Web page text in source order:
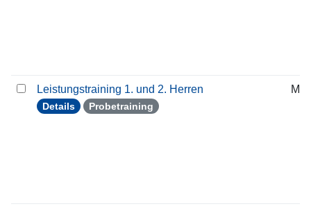
Leistungstraining 1. und 2. Herren
Details Probetraining